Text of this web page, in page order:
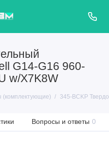
G14-G16 960-
w/X7K8W
(комплектующие) 345-BCKP
Вопросы и ответы 0